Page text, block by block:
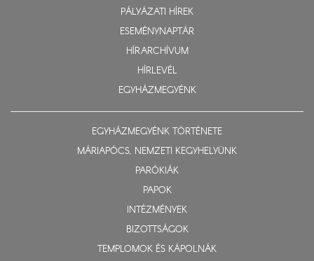
PÁLYÁZATI HÍREK
ESEMÉNYNAPTÁR
HÍRARCHÍVUM
HÍRLEVÉL
EGYHÁZMEGYÉNK
EGYHÁZMEGYÉNK TÖRTÉNETE
MÁRIAPÓCS, NEMZETI KEGYHELYÜNK
PARÓKIÁK
PAPOK
INTÉZMÉNYEK
BIZOTTSÁGOK
TEMPLOMOK ÉS KÁPOLNÁK